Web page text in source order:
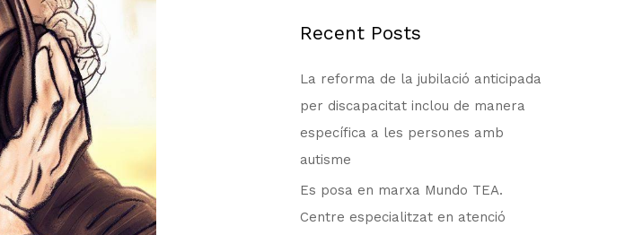
c
f
o
r
:
Recent Posts
La reforma de la jubilació anticipada
per discapacitat inclou de manera
específica a les persones amb
autisme
Es posa en marxa Mundo TEA.
Centre especialitzat en atenció